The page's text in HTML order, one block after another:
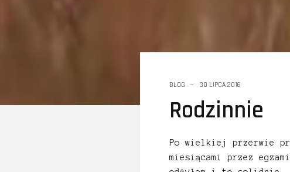
BLOG 30 LIPCA 2016
Rodzinnie
Po wielkiej przerwie
miesiącami przez